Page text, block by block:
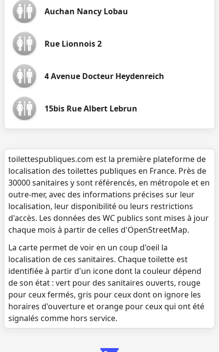
Auchan Nancy Lobau
Rue Lionnois 2
4 Avenue Docteur Heydenreich
15bis Rue Albert Lebrun
toilettespubliques.com est la première plateforme de
localisation des toilettes publiques en France. Près de
30000 sanitaires y sont référencés, en métropole et en
outre-mer, avec des informations précises sur leur
localisation, leur disponibilité ou leurs restrictions
d'accès. Les données des WC publics sont mises à jour
chaque mois à partir de celles d'OpenStreetMap.
La carte permet de voir en un coup d'oeil la
localisation de ces sanitaires. Chaque toilette est
identifiée à partir d'un icone dont la couleur dépend
de son état : vert pour des sanitaires ouverts, rouge
pour ceux fermés, gris pour ceux dont on ignore les
horaires d'ouverture et orange pour ceux qui ont été
signalés comme hors service.